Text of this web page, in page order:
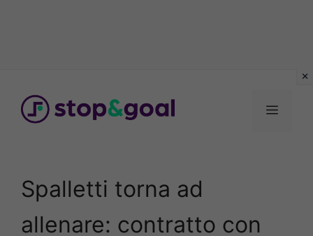
contenuto
Menu
Spalletti torna ad
allenare: contratto con